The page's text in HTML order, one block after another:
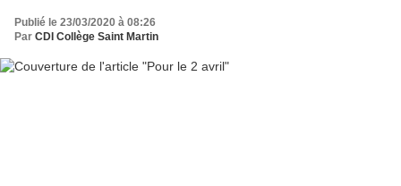
Publié le 23/03/2020 à 08:26
Par CDI Collège Saint Martin